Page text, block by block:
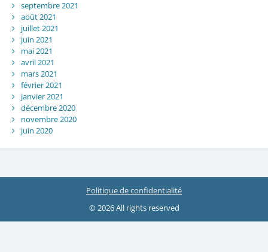
septembre 2021
août 2021
juillet 2021
juin 2021
mai 2021
avril 2021
mars 2021
février 2021
janvier 2021
décembre 2020
novembre 2020
juin 2020
Politique de confidentialité
© 2026 All rights reserved